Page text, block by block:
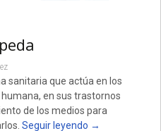
sanitaria que actúa en los
en sus trastornos
de los medios para
Seguir leyendo →